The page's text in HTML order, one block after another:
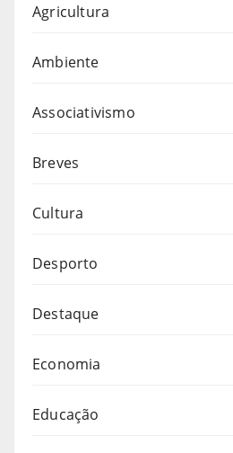
Agricultura
Ambiente
Associativismo
Breves
Cultura
Desporto
Destaque
Economia
Educação